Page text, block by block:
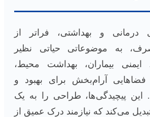
و بهداشتی، فراتر از
به موضوعاتی حیاتی نظیر
ایمنی بیماران، بهداشت محیط،
فضاهایی آرام‌بخش برای بهبود و
این پیچیدگی‌ها، طراحی را به یک
می‌کند که نیازمند درک عمیق از